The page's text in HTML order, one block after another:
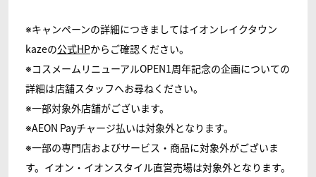
※キャンペーンの詳細につきましてはイオンレイクタウン
kazeの公式HPからご確認ください。
※コスメームリニューアルOPEN1周年記念の企画についての
詳細は店舗スタッフへお尋ねください。
※一部対象外店舗がございます。
※AEON Payチャージ払いは対象外となります。
※一部の専門店およびサービス・商品に対象外がございま
す。イオン・イオンスタイル直営売場は対象外となります。